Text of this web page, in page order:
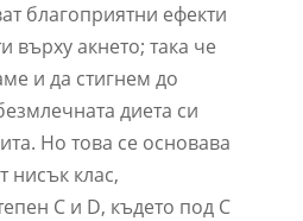
благоприятни ефекти
върху акнето; така че
и да стигнем до
диета си
Но това се основава
нисък клас,
C и D, където под C